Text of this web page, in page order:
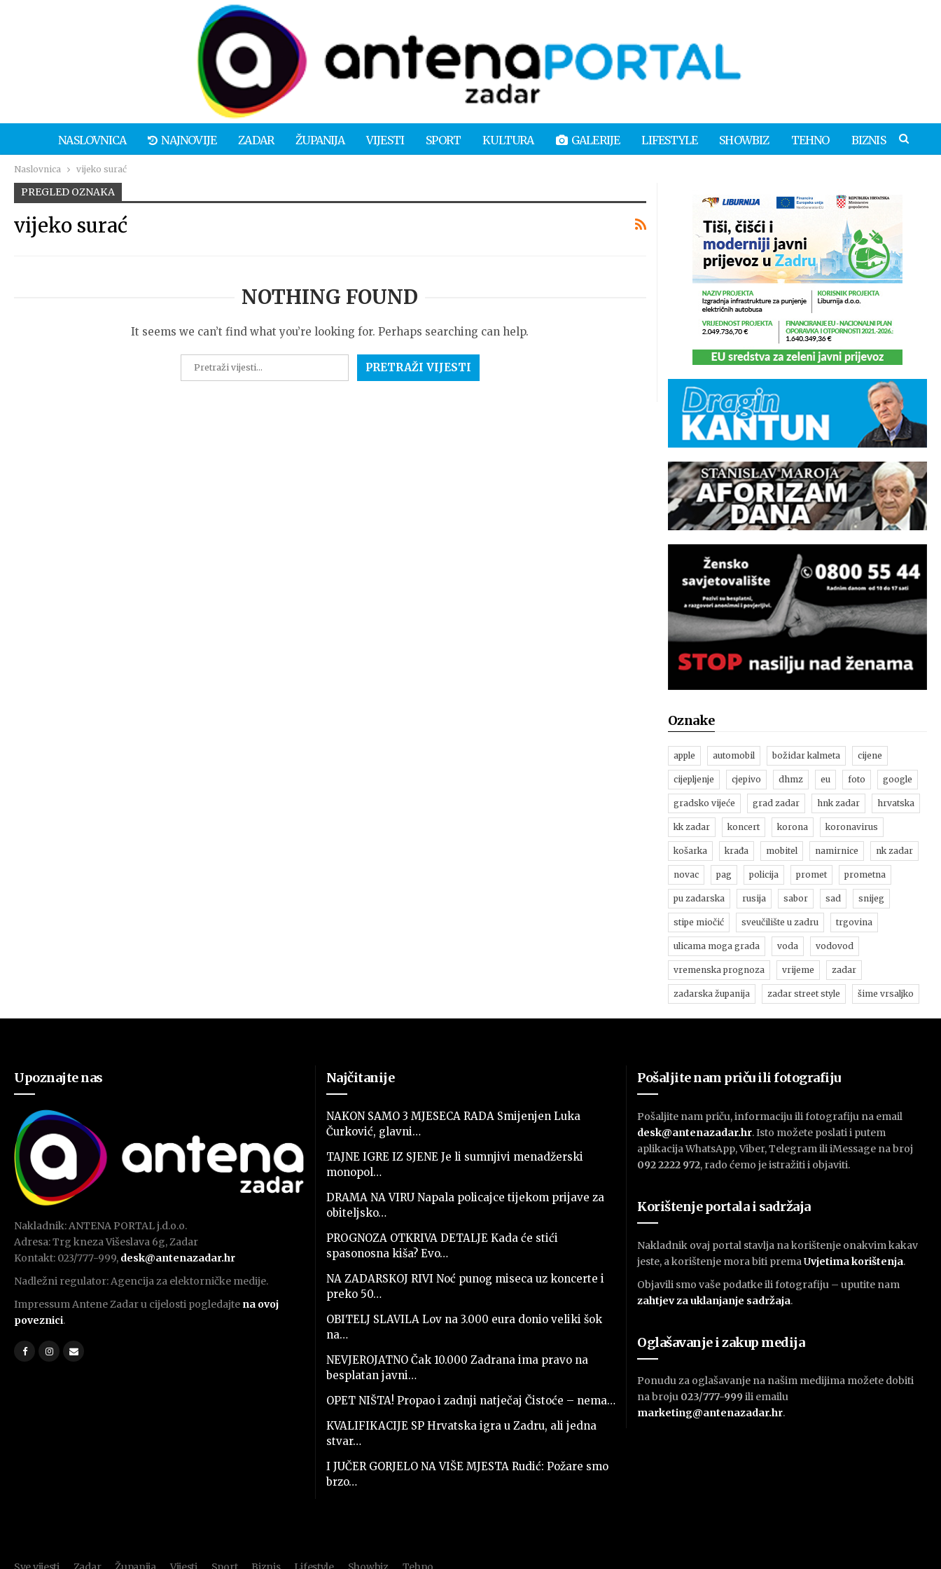
NASLOVNICA NAJNOVIJE ZADAR ŽUPANIJA VIJESTI SPORT KULTURA GALERIJE LIFESTYLE SHOWBIZ TEHNO BIZNIS
Naslovnica vijeko surać
PREGLED OZNAKA
vijeko surać
NOTHING FOUND
It seems we can’t find what you’re looking for. Perhaps searching can help.
Oznake
apple automobil božidar kalmeta cijene
cijepljenje cjepivo dhmz eu foto google
gradsko vijeće grad zadar hnk zadar hrvatska
kk zadar koncert korona koronavirus
košarka krađa mobitel namirnice nk zadar
novac pag policija promet prometna
pu zadarska rusija sabor sad snijeg
stipe miočić sveučilište u zadru trgovina
ulicama moga grada voda vodovod
vremenska prognoza vrijeme zadar
zadarska županija zadar street style šime vrsaljko
Upoznajte nas
Nakladnik: ANTENA PORTAL j.d.o.o.
Adresa: Trg kneza Višeslava 6g, Zadar
Kontakt: 023/777-999, desk@antenazadar.hr
Nadležni regulator: Agencija za elektorničke medije.
Impressum Antene Zadar u cijelosti pogledajte na ovoj
poveznici.
Najčitanije
NAKON SAMO 3 MJESECA RADA Smijenjen Luka
Čurković, glavni…
TAJNE IGRE IZ SJENE Je li sumnjivi menadžerski
monopol…
DRAMA NA VIRU Napala policajce tijekom prijave za
obiteljsko…
PROGNOZA OTKRIVA DETALJE Kada će stići
spasonosna kiša? Evo…
NA ZADARSKOJ RIVI Noć punog miseca uz koncerte i
preko 50…
OBITELJ SLAVILA Lov na 3.000 eura donio veliki šok
na…
NEVJEROJATNO Čak 10.000 Zadrana ima pravo na
besplatan javni…
OPET NIŠTA! Propao i zadnji natječaj Čistoće – nema…
KVALIFIKACIJE SP Hrvatska igra u Zadru, ali jedna
stvar…
I JUČER GORJELO NA VIŠE MJESTA Rudić: Požare smo
brzo…
Pošaljite nam priču ili fotografiju
Pošaljite nam priču, informaciju ili fotografiju na email
desk@antenazadar.hr. Isto možete poslati i putem
aplikacija WhatsApp, Viber, Telegram ili iMessage na broj
092 2222 972, rado ćemo je istražiti i objaviti.
Korištenje portala i sadržaja
Nakladnik ovaj portal stavlja na korištenje onakvim kakav
jeste, a korištenje mora biti premaUvjetima korištenja.
Objavili smo vaše podatke ili fotografiju – uputite nam
zahtjev za uklanjanje sadržaja.
Oglašavanje i zakup medija
Ponudu za oglašavanje na našim medijima možete dobiti
na broju 023/777-999 ili emailu
marketing@antenazadar.hr.